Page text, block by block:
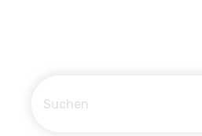
Suchen